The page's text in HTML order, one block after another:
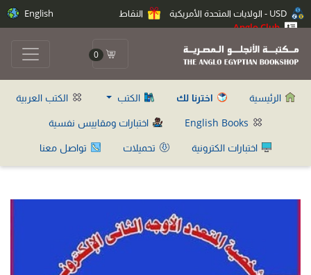
النقاط
Anglo Club
English
0
الرئيسية اخترنا لك الكتب
الكتب العربية
اختبارات ومقاييس نفسية
اختبارات الكترونية
تحميلات تواصل معنا